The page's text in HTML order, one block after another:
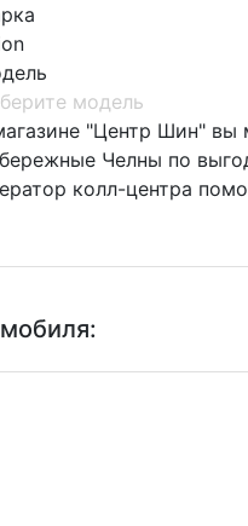
модель
"Центр Шин" вы
Челны по
колл-центра